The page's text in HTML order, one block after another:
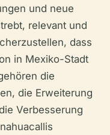
und neue
relevant und
dass
in Mexiko-Stadt
die
die Erweiterung
Verbesserung